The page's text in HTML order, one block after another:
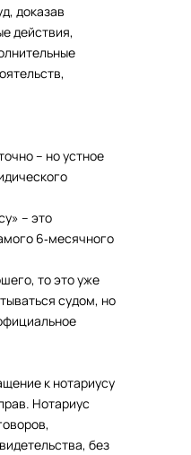
доказав
действия,
– но устное
– это
6‑месячного
то это уже
судом, но
к нотариусу
Нотариус
без